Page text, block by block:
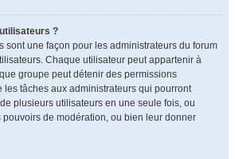
?
sont une façon pour les administrateurs du forum
Chaque utilisateur peut appartenir à
groupe peut détenir des permissions
tâches aux administrateurs qui pourront
plusieurs utilisateurs en une seule fois, ou
de modération, ou bien leur donner